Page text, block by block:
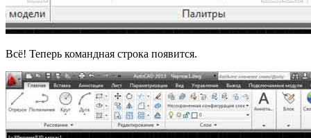
Всё! Теперь командная строка появится.